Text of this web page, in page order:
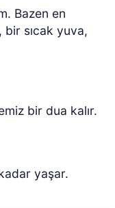
Bazen en
sıcak yuva,
bir dua kalır.
yaşar.